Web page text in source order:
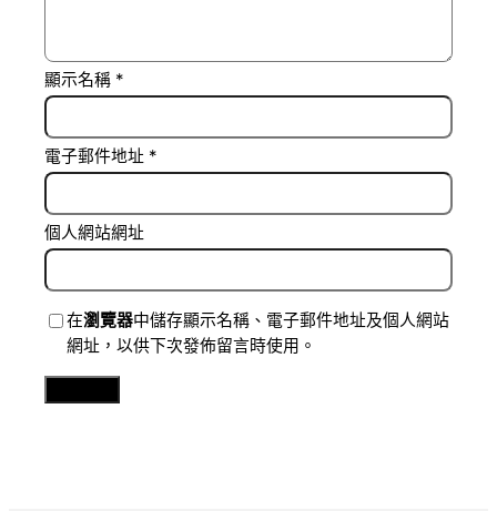
顯示名稱 *
電子郵件地址 *
個人網站網址
在瀏覽器中儲存顯示名稱、電子郵件地址及個人網站
網址，以供下次發佈留言時使用。